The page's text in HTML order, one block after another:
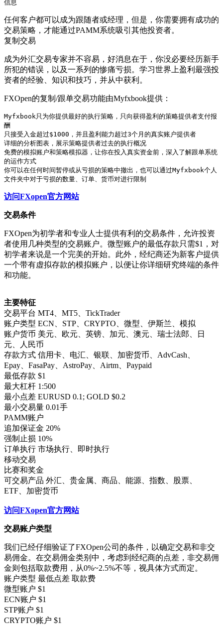
信息
任何客户都可以成为跟随者或经理，但是，你需要拥有成功的
交易策略，才能通过PAMM系统吸引其他投资者。
复制交易
成为外汇交易专家并不容易，好消息在于，你没必要经历新手
所犯的错误，以及一系列的惨痛亏损。学习世界上盈利最强投
资者的经验、知识和技巧，并从中获利。
FXOpen的复制/跟单交易功能由Myfxbook提供：
Myfxbook只为你提供最好的执行策略，只向获得盈利的策略提供者支付报
酬
只接受入金超过$1000，并且盈利能力超过3个月的真实账户提供者
详细的分析图表，展示策略提供者过去的执行概况
免费的模拟账户和策略模拟器，让你在投入真实资金前，深入了解跟单系统
的运作方式
你可以在任何时间暂停或从亏损的策略中撤出，也可以通过Myfxbook个人
文件夹中对于亏损的数量、订单、货币对进行限制
访问FXopen官方网站
交易条件
FXOpen为初学者和专业人士提供有利的交易条件，允许投资
者使用几种类型的交易账户。微型账户的最低存款只需$1，对
初学者来说是一个完美的开始。此外，经纪商还为新客户提供
一个带有虚拟存款的模拟账户，以便让你详细研究终端的条件
和功能。
主要特征
交易平台 MT4、MT5、TickTrader
账户类型 ECN、STP、CRYPTO、微型、伊斯兰、模拟
账户货币 美元、欧元、英镑、加元、澳元、瑞士法郎、日
元、人民币
存款方式 信用卡、电汇、银联、加密货币、AdvCash、
Epay、FasaPay、AstroPay、Airtm、Paypaid
最低存款 $1
最大杠杆 1:500
最小点差 EURUSD 0.1; GOLD $0.2
最小交易量 0.01手
PAMM账户
追加保证金 20%
强制止损 10%
订单执行 市场执行、即时执行
移动交易
比赛和奖金
可交易产品 外汇、贵金属、商品、能源、指数、股票、
ETF、加密货币
访问FXopen官方网站
交易账户类型
我们已经仔细验证了FXOpen公司的条件，以确定交易和非交
易佣金。在交易佣金类别中，考虑到经纪商的点差，非交易佣
金则包括取款费用，从0%~2.5%不等，视具体方式而定。
账户类型 最低点差 取款费
微型账户 $1
ECN账户 $1
STP账户 $1
CRYPTO账户 $1